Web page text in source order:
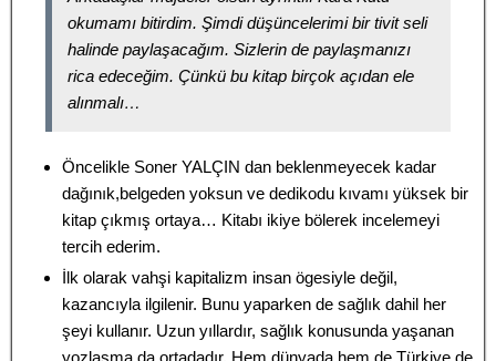
okumamı bitirdim. Şimdi düşüncelerimi bir tivit seli
halinde paylaşacağım. Sizlerin de paylaşmanızı
rica edeceğim. Çünkü bu kitap birçok açıdan ele
alınmalı…
Öncelikle Soner YALÇIN dan beklenmeyecek kadar
dağınık,belgeden yoksun ve dedikodu kıvamı yüksek bir
kitap çıkmış ortaya… Kitabı ikiye bölerek incelemeyi
tercih ederim.
İlk olarak vahşi kapitalizm insan ögesiyle değil,
kazancıyla ilgilenir. Bunu yaparken de sağlık dahil her
şeyi kullanır. Uzun yıllardır, sağlık konusunda yaşanan
yozlaşma da ortadadır. Hem dünyada hem de Türkiye de